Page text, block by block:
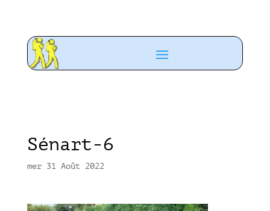
Sénart-6
mer 31 Août 2022